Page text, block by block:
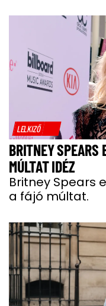
LELKIZŐ
BRITNEY SPEARS
MÚLTAT IDÉZ
Britney Spears
a fájó múltat.